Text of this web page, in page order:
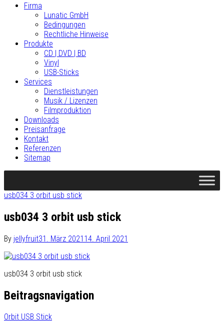
Firma
Lunatic GmbH
Bedingungen
Rechtliche Hinweise
Produkte
CD | DVD | BD
Vinyl
USB-Sticks
Services
Dienstleistungen
Musik / Lizenzen
Filmproduktion
Downloads
Preisanfrage
Kontakt
Referenzen
Sitemap
usb034 3 orbit usb stick
usb034 3 orbit usb stick
By jellyfruit31. März 2021 14. April 2021
usb034 3 orbit usb stick
Beitragsnavigation
Orbit USB Stick